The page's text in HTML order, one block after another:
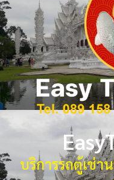
บริการรถตู้เช่า